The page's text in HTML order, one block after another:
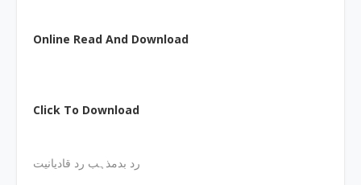
Online Read And Download
Click To Download
رد بدمذہب رد قادیانیت